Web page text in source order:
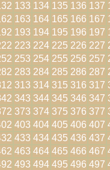
133 134 135 136 137
163 164 165 166 167
193 194 195 196 197
223 224 225 226 227
253 254 255 256 257
283 284 285 286 287
313 314 315 316 317
343 344 345 346 347
373 374 375 376 377
403 404 405 406 407
433 434 435 436 437
463 464 465 466 467
493 494 495 496 497